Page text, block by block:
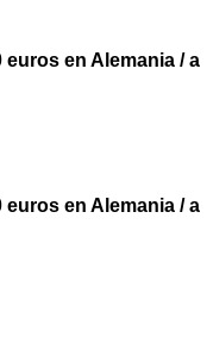
en Alemania / a
en Alemania / a